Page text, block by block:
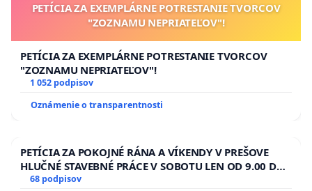
PETÍCIA ZA EXEMPLÁRNE POTRESTANIE TVORCOV
"ZOZNAMU NEPRIATEĽOV"!
PETÍCIA ZA EXEMPLÁRNE POTRESTANIE TVORCOV
"ZOZNAMU NEPRIATEĽOV"!
1 052 podpisov
Oznámenie o transparentnosti
PETÍCIA ZA POKOJNÉ RÁNA A VÍKENDY V PREŠOVE
HLUČNÉ STAVEBNÉ PRÁCE V SOBOTU LEN OD 9.00 DO
13.00 HOD., CEZ PRACOVNÝ TÝŽDEŇ CIEĽ 8.00 – 18.00
68 podpisov